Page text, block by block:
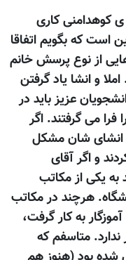
کوهدامنی کاری
که بگويم اتفاقا
از نوع پرسش خانم
و انشا ياد گرفتن
عزيز بايد در
می گرفتند. اگر
و انشای شان مشکل
و اگر آقای
به يکی از مکاتب
هرچند در مکاتب
به کار گرفت،
متاسفم که